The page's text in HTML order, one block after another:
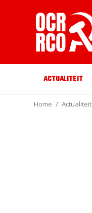
ACTUALITEIT
Home Actualiteit